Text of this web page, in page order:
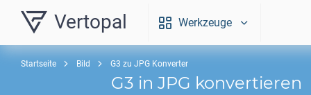
Vertopal Werkzeuge
Startseite Bild G3 zu JPG Konverter
G3 in JPG konvertieren